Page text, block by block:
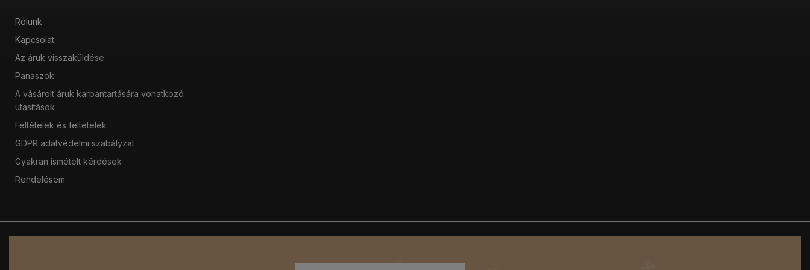
Rólunk
Kapcsolat
Az áruk visszaküldése
Panaszok
A vásárolt áruk karbantartására vonatkozó
utasítások
Feltételek és feltételek
GDPR adatvédelmi szabályzat
Gyakran ismételt kérdések
Rendelésem